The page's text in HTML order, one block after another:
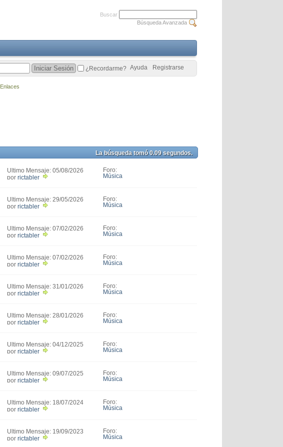
La búsqueda tomó0.09segundos.
Último Mensaje: 05/08/2026
17:51
por rictabler
Foro:
Música
Último Mensaje: 29/05/2026
17:53
por rictabler
Foro:
Música
Último Mensaje: 07/02/2026
15:23
por rictabler
Foro:
Música
Último Mensaje: 07/02/2026
15:16
por rictabler
Foro:
Música
Último Mensaje: 31/01/2026
07:21
por rictabler
Foro:
Música
Último Mensaje: 28/01/2026
05:00
por rictabler
Foro:
Música
Último Mensaje: 04/12/2025
04:20
por rictabler
Foro:
Música
Último Mensaje: 09/07/2025
13:20
por rictabler
Foro:
Música
Último Mensaje: 18/07/2024
05:16
por rictabler
Foro:
Música
Último Mensaje: 19/09/2023
09:37
por rictabler
Foro:
Música
Buscar
Búsqueda Avanzada
Registrarse
Ayuda
¿Recordarme?
Enlaces